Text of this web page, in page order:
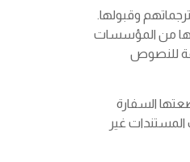
وقبولها.
من المؤسسات
للنصوص
السفارة
المستندات غير